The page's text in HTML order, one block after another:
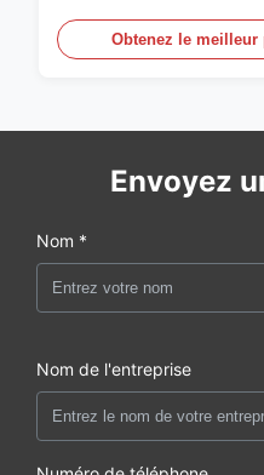
LED
Obtenez le meilleur
Envoyez
Nom *
Nom de l'entreprise